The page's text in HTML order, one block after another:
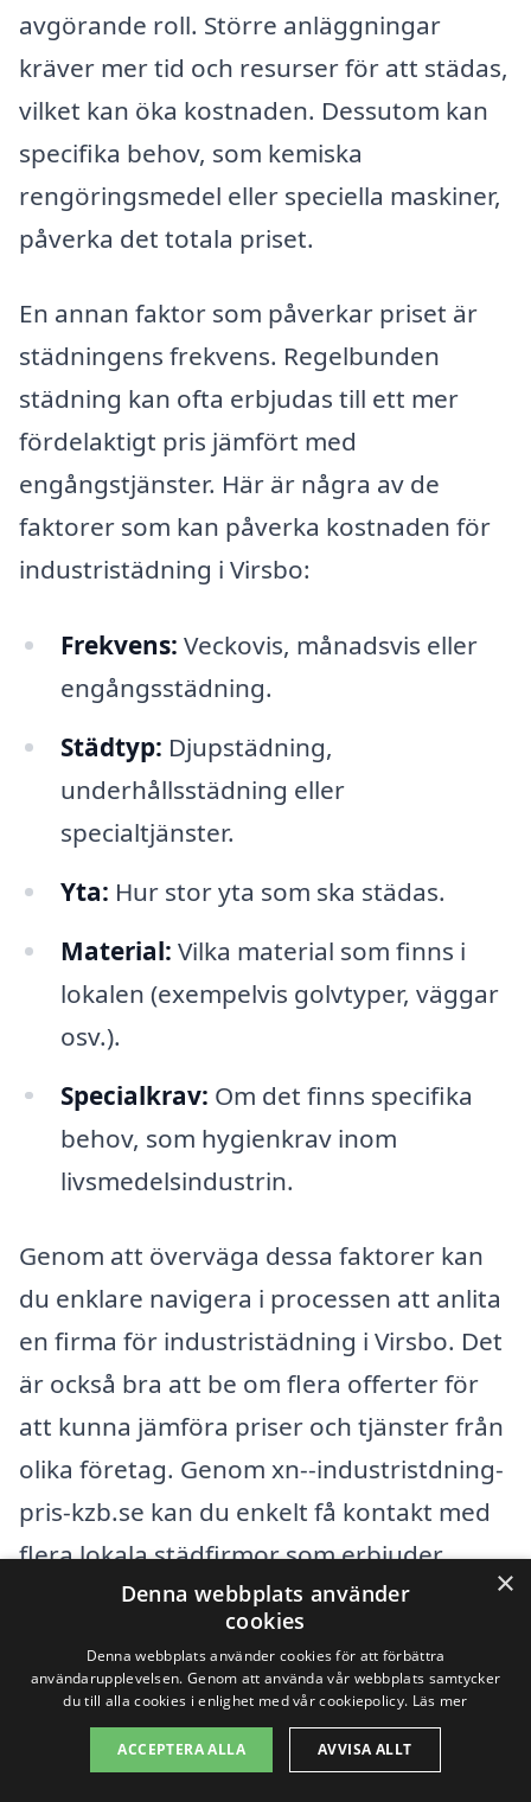
avgörande roll. Större anläggningar
kräver mer tid och resurser för att städas,
vilket kan öka kostnaden. Dessutom kan
specifika behov, som kemiska
rengöringsmedel eller speciella maskiner,
påverka det totala priset.
En annan faktor som påverkar priset är
städningens frekvens. Regelbunden
städning kan ofta erbjudas till ett mer
fördelaktigt pris jämfört med
engångstjänster. Här är några av de
faktorer som kan påverka kostnaden för
industristädning i Virsbo:
Frekvens: Veckovis, månadsvis eller
engångsstädning.
Städtyp: Djupstädning,
underhållsstädning eller
specialtjänster.
Yta: Hur stor yta som ska städas.
Material: Vilka material som finns i
lokalen (exempelvis golvtyper, väggar
osv.).
Specialkrav: Om det finns specifika
behov, som hygienkrav inom
livsmedelsindustrin.
Genom att överväga dessa faktorer kan
du enklare navigera i processen att anlita
en firma för industristädning i Virsbo. Det
är också bra att be om flera offerter för
att kunna jämföra priser och tjänster från
olika företag. Genom xn--industristdning-
pris-kzb.se kan du enkelt få kontakt med
flera lokala städfirmor som erbjuder
industristädning, vilket gör att du kan
hitta den lösning som passar bäst för dina
behov och din budget.
Få 3 erbjudanden, gratis och utan
×
Denna webbplats använder
cookies
Denna webbplats använder cookies för att förbättra
användarupplevelsen. Genom att använda vår webbplats samtycker
du till alla cookies i enlighet med vår cookiepolicy. Läs mer
ACCEPTERA ALLA AVVISA ALLT